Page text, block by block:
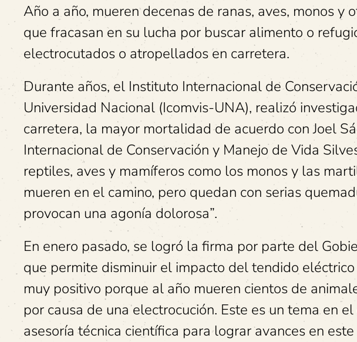
Año a año, mueren decenas de ranas, aves, monos y
que fracasan en su lucha por buscar alimento o
electrocutados o atropellados en carretera.
Durante años, el Instituto Internacional de
Universidad Nacional (Icomvis-UNA), realizó
carretera, la mayor mortalidad de acuerdo con Joel
Internacional de Conservación y Manejo de Vida
reptiles, aves y mamíferos como los monos y las
mueren en el camino, pero quedan con serias
provocan una agonía dolorosa”.
En enero pasado, se logró la firma por parte del
que permite disminuir el impacto del tendido
muy positivo porque al año mueren cientos de
por causa de una electrocución. Este es un tema en
asesoría técnica científica para lograr avances en